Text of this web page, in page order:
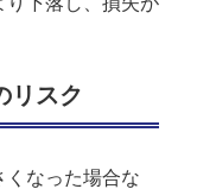
リスク
くなった場合な